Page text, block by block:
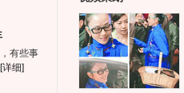
有些事
[详细]